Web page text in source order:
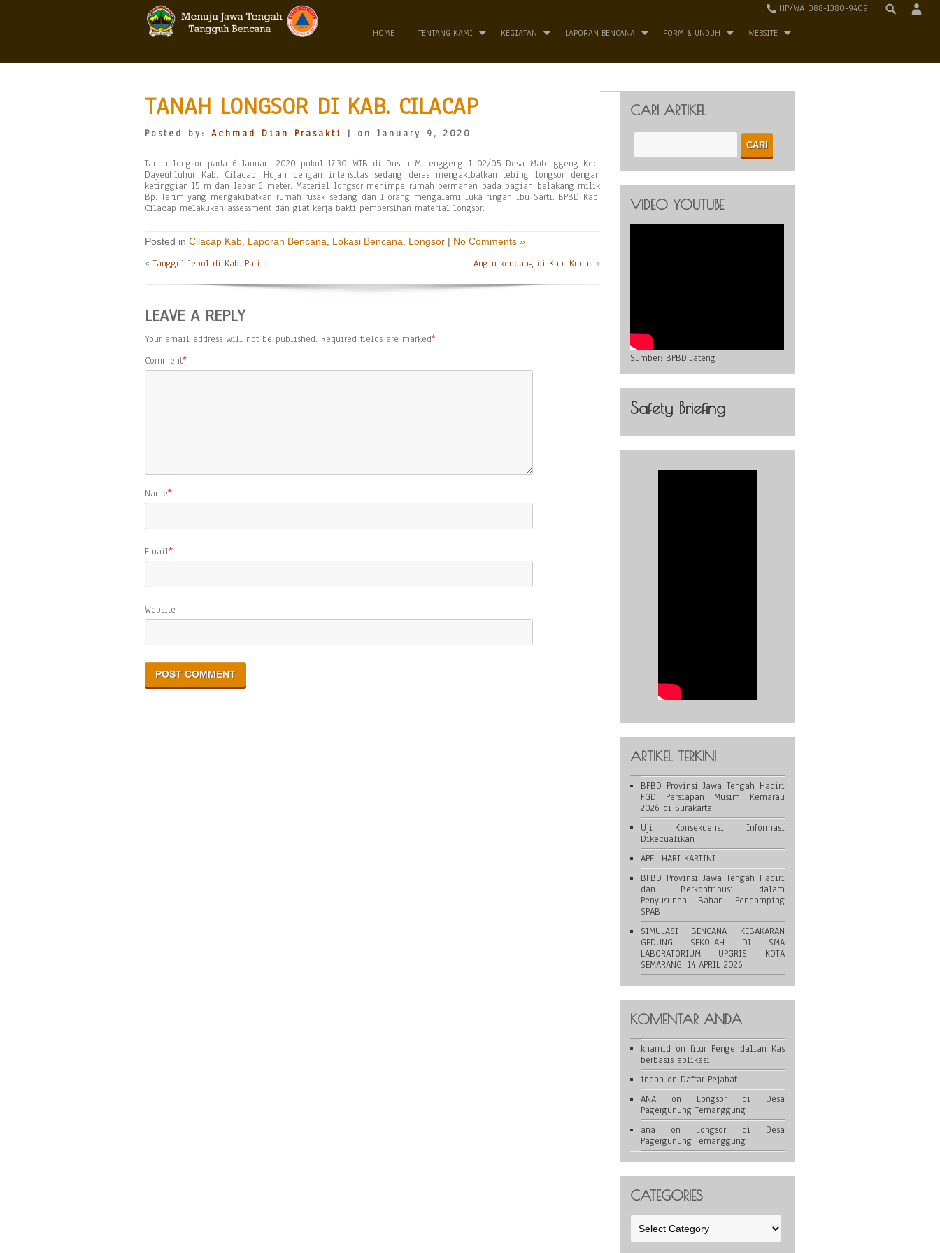
HP/WA 088-1380-9409
HOME TENTANG KAMI KEGIATAN LAPORAN BENCANA FORM & UNDUH WEBSITE
TANAH LONGSOR DI KAB. CILACAP
Posted by: Achmad Dian Prasakti | on January 9, 2020
Tanah longsor pada 6 Januari 2020 pukul 17.30 WIB di Dusun Matenggeng I 02/05 Desa Matenggeng Kec.
Dayeuhluhur Kab. Cilacap. Hujan dengan intensitas sedang deras mengakibatkan tebing longsor dengan
ketinggian 15 m dan lebar 6 meter. Material longsor menimpa rumah permanen pada bagian belakang milik
Bp. Tarim yang mengakibatkan rumah rusak sedang dan 1 orang mengalami luka ringan Ibu Sarti. BPBD Kab.
Cilacap melakukan assessment dan giat kerja bakti pembersihan material longsor.
Posted in Cilacap Kab Laporan Bencana Lokasi Bencana Longsor | No Comments »
«Tanggul Jebol di Kab. Pati Angin kencang di Kab. Kudus »
LEAVE A REPLY
Your email address will not be published. Required fields are marked*
Comment*
Name*
Email*
Website
CARI ARTIKEL
VIDEO YOUTUBE
Sumber: BPBD Jateng
Safety Briefing
ARTIKEL TERKINI
BPBD Provinsi Jawa Tengah Hadiri
FGD Persiapan Musim Kemarau
2026 di Surakarta
Uji Konsekuensi Informasi
Dikecualikan
APEL HARI KARTINI
BPBD Provinsi Jawa Tengah Hadiri
dan Berkontribusi dalam
Penyusunan Bahan Pendamping
SPAB
SIMULASI BENCANA KEBAKARAN
GEDUNG SEKOLAH DI SMA
LABORATORIUM UPGRIS KOTA
SEMARANG, 14 APRIL 2026
KOMENTAR ANDA
khamid on fitur Pengendalian Kas
berbasis aplikasi
indah on Daftar Pejabat
ANAon Longsor di Desa
Pagergunung Temanggung
ana on Longsor di Desa
Pagergunung Temanggung
CATEGORIES
Categories